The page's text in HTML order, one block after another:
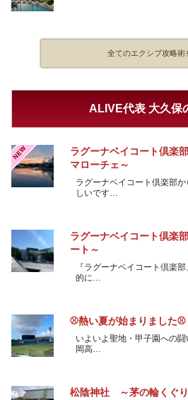
全てのエクシブ攻略術
ALIVE代表 大久保
NEW
ラグーナベイコート倶
マローチェ～
ラグーナベイコート倶楽部
しいです…
ラグーナベイコート倶楽
ート～
『ラグーナベイコート倶楽
的に…
⚾熱い夏が始まりました⚾
いよいよ聖地・甲子園への
岡高…
松陰神社 ～茅の輪くぐ